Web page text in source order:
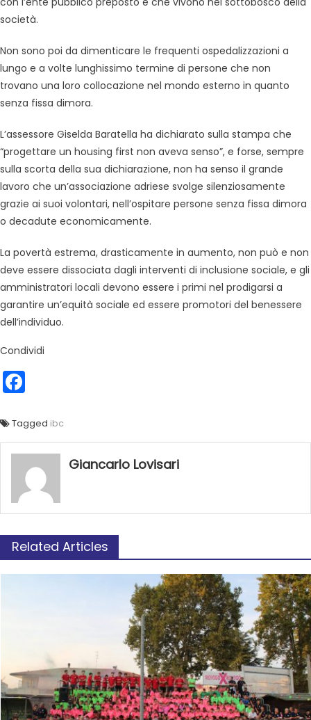
società.
Non sono poi da dimenticare le frequenti ospedalizzazioni a
lungo e a volte lunghissimo termine di persone che non
trovano una loro collocazione nel mondo esterno in quanto
senza fissa dimora.
L’assessore Giselda Baratella ha dichiarato sulla stampa che
“progettare un housing first non aveva senso”, e forse, sempre
sulla scorta della sua dichiarazione, non ha senso il grande
lavoro che un’associazione adriese svolge silenziosamente
grazie ai suoi volontari, nell’ospitare persone senza fissa dimora
o decadute economicamente.
La povertà estrema, drasticamente in aumento, non può e non
deve essere dissociata dagli interventi di inclusione sociale, e gli
amministratori locali devono essere i primi nel prodigarsi a
garantire un’equità sociale ed essere promotori del benessere
dell’individuo.
Condividi
Tagged ibc
Giancarlo Lovisari
Related Articles